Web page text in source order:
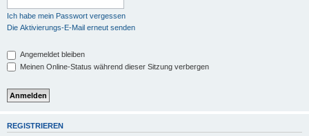
Ich habe mein Passwort vergessen
Die Aktivierungs-E-Mail erneut senden
Angemeldet bleiben
Meinen Online-Status während dieser Sitzung verbergen
REGISTRIEREN